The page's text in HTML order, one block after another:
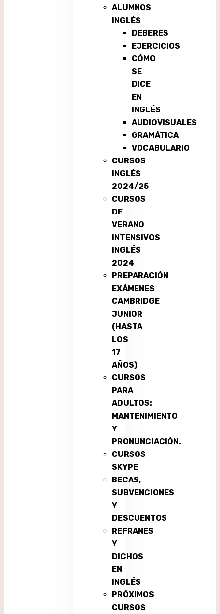
ALUMNOS
INGLÉS
DEBERES
EJERCICIOS
CÓMO
SE
DICE
EN
INGLÉS
AUDIOVISUALES
GRAMÁTICA
VOCABULARIO
CURSOS
INGLÉS
2024/25
CURSOS
DE
VERANO
INTENSIVOS
INGLÉS
2024
PREPARACIÓN
EXÁMENES
CAMBRIDGE
JUNIOR
(HASTA
LOS
17
AÑOS)
CURSOS
PARA
ADULTOS:
MANTENIMIENTO
Y
PRONUNCIACIÓN.
CURSOS
SKYPE
BECAS,
SUBVENCIONES
Y
DESCUENTOS
REFRANES
Y
DICHOS
EN
INGLÉS
PRÓXIMOS
CURSOS